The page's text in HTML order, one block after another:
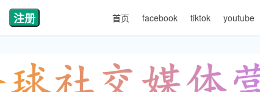
注册 首页 facebook tiktok youtube